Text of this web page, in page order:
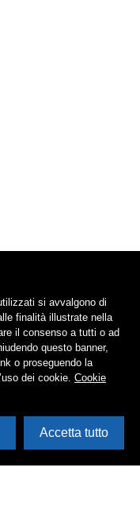
si avvalgono di
finalità illustrate nella
il consenso a tutti o ad
questo banner,
o proseguendo la
dei cookie. Cookie
Accetta tutto